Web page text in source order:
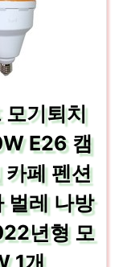
모기퇴치
E26 캠
카페 펜션
벌레 나방
년형 모
1개